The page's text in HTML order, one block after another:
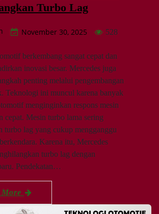
Turbo Lag
November 30, 2025 528
berkembang sangat cepat dan
inovasi besar. Mercedes juga
penting melalui pengembangan
Teknologi ini muncul karena banyak
menginginkan respons mesin
cepat. Mesin turbo lama sering
turbo lag yang cukup mengganggu
Karena itu, Mercedes
turbo lag dengan
Pendekatan…
More